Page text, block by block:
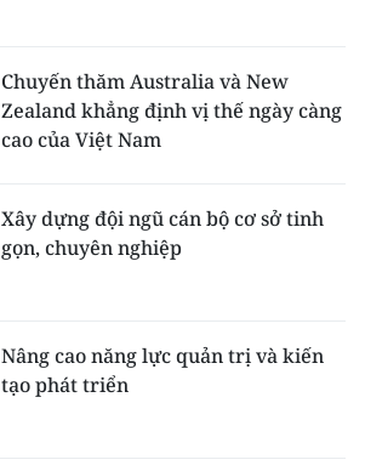
Chuyến thăm Australia và New
Zealand khẳng định vị thế ngày càng
cao của Việt Nam
Xây dựng đội ngũ cán bộ cơ sở tinh
gọn, chuyên nghiệp
Nâng cao năng lực quản trị và kiến
tạo phát triển